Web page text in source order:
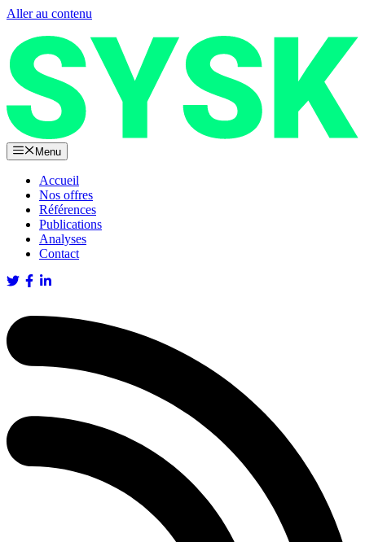
Aller au contenu
Menu
Accueil
Nos offres
Références
Publications
Analyses
Contact